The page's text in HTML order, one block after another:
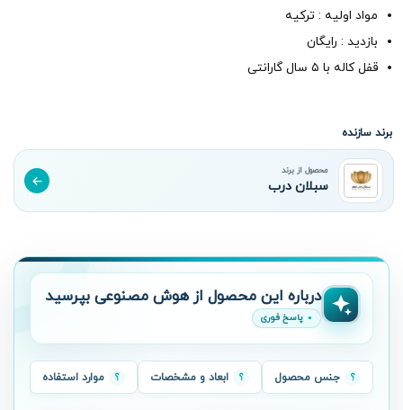
مواد اولیه : ترکیه
بازدید : رایگان
قفل کاله با ۵ سال گارانتی
برند سازنده
محصول از برند
سبلان درب
درباره این محصول از هوش مصنوعی بپرسید
پاسخ فوری
جنس محصول ابعاد و مشخصات موارد استفاده